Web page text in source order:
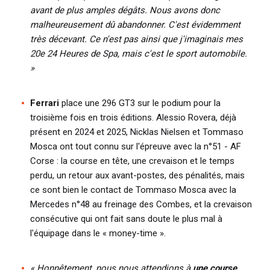
avant de plus amples dégâts. Nous avons donc
malheureusement dû abandonner. C'est évidemment
très décevant. Ce n'est pas ainsi que j'imaginais mes
20e 24 Heures de Spa, mais c'est le sport automobile.
»
Ferrari place une 296 GT3 sur le podium pour la
troisième fois en trois éditions. Alessio Rovera, déjà
présent en 2024 et 2025, Nicklas Nielsen et Tommaso
Mosca ont tout connu sur l'épreuve avec la n°51 - AF
Corse : la course en tête, une crevaison et le temps
perdu, un retour aux avant-postes, des pénalités, mais
ce sont bien le contact de Tommaso Mosca avec la
Mercedes n°48 au freinage des Combes, et la crevaison
consécutive qui ont fait sans doute le plus mal à
l'équipage dans le « money-time ».